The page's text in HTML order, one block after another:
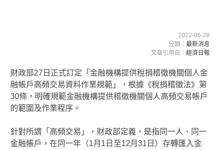
2022-06-28
分類： 最新消息
文章引用自： 經濟日報
財政部27日正式訂定「金融機構提供稅捐稽徵機關個人金
融帳戶高頻交易資料作業規範」，根據《稅捐稽徵法》第
30條，明確規範金融機構提供稽徵機關個人高頻交易帳戶
的範圍及作業程序。
針對所謂「高頻交易」，財政部定義，是指同一人、同一
金融帳戶，在同一年（1月1日至12月31日）存轉匯入金